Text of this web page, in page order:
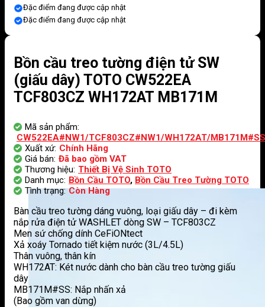
Đặc điểm đang được cập nhật
Đặc điểm đang được cập nhật
Bồn cầu treo tường điện tử SW
(giấu dây) TOTO CW522EA
TCF803CZ WH172AT MB171M
Mã sản phẩm:
CW522EA#NW1/TCF803CZ#NW1/WH172AT/MB171M#SS
Xuất xứ: Chính Hãng
Giá bán: Đã bao gồm VAT
Thương hiệu: Thiết Bị Vệ Sinh TOTO
Danh mục: Bồn Cầu TOTO, Bồn Cầu Treo Tường TOTO
Tình trạng: Còn Hàng
Bàn cầu treo tường dáng vuông, loại giấu dây – đi kèm
nắp rửa điện tử WASHLET dòng SW – TCF803CZ
Men sứ chống dính CeFiONtect
Xả xoáy Tornado tiết kiệm nước (3L/4.5L)
Thân vuông, thân kín
WH172AT: Két nước dành cho bàn cầu treo tường giấu
dây
MB171M#SS: Nắp nhấn xả
(Bao gồm van dừng)